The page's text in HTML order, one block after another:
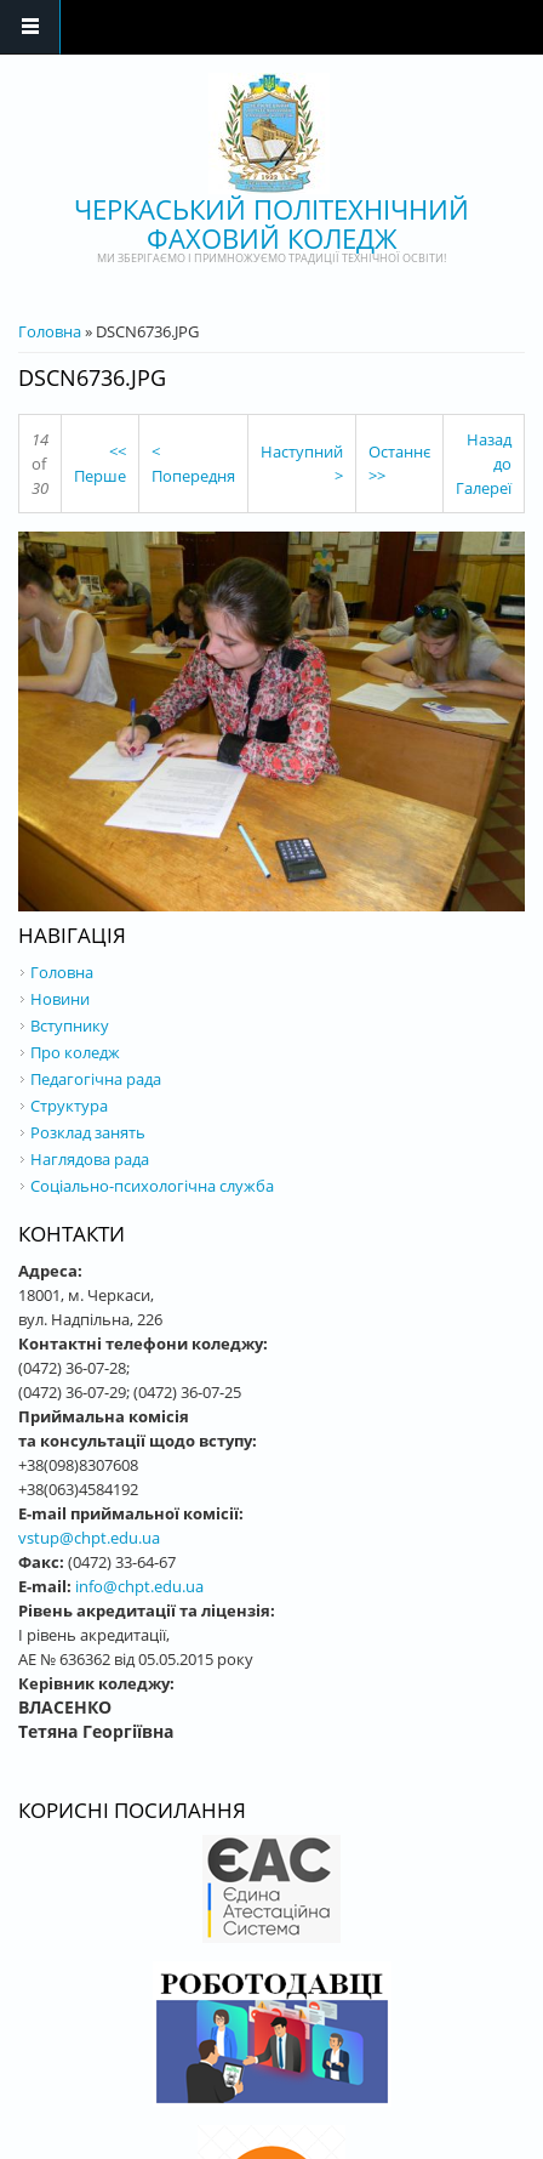
ЧЕРКАСЬКИЙ ПОЛІТЕХНІЧНИЙ
ФАХОВИЙ КОЛЕДЖ
МИ ЗБЕРІГАЄМО І ПРИМНОЖУЄМО ТРАДИЦІЇ ТЕХНІЧНОЇ ОСВІТИ!
ВИ Є ТУТ
Головна» DSCN6736.JPG
DSCN6736.JPG
14
of
30
<<
Перше
<
Попередня
Наступний
>
Останнє
>>
Назад
до
Галереї
НАВІГАЦІЯ
Головна
Новини
Вступнику
Про коледж
Педагогічна рада
Структура
Розклад занять
Наглядова рада
Соціально-психологічна служба
КОНТАКТИ
Адреса:
18001, м. Черкаси,
вул. Надпільна, 226
Контактні телефони коледжу:
(0472) 36-07-28;
(0472) 36-07-29; (0472) 36-07-25
Приймальна комісія
та консультації щодо вступу:
+38(098)8307608
+38(063)4584192
E-mail приймальної комісії:
vstup@chpt.edu.ua
Факс: (0472) 33-64-67
E-mail: info@chpt.edu.ua
Рівень акредитації та ліцензія:
І рівень акредитації,
АЕ № 636362 від 05.05.2015 року
Керівник коледжу:
ВЛАСЕНКО
Тетяна Георгіївна
КОРИСНІ ПОСИЛАННЯ